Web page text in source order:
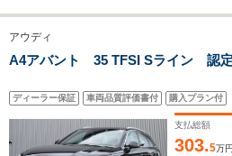
アウディ
A4アバント 35 TFSI Sライン 認
ディーラー保証 車両品質評価書付 購入プラン付
支払総額
303.5万円